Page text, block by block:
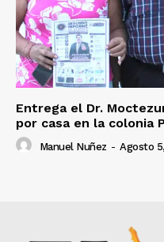
Entrega el Dr.
por casa en la colonia
Manuel Nuñez - Agosto